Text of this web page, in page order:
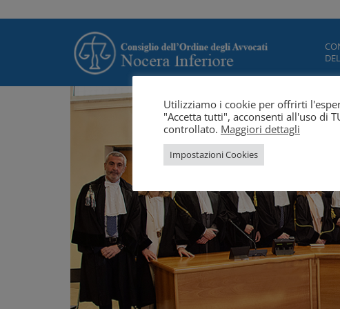
Utilizziamo i cookie per offrirti
"Accetta tutti", acconsenti all'uso di
controllato. Maggiori dettagli
Impostazioni Cookies